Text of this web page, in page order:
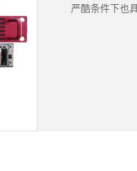
严酷条件下也